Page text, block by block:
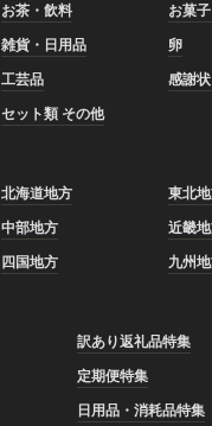
お茶・飲料
お菓
雑貨・日用品
卵
工芸品
感謝
セット類 その他
北海道地方
東北
中部地方
近畿
四国地方 九州
訳あり返礼品特集
定期便特集
日用品・消耗品特集